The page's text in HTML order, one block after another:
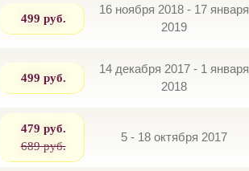
499 руб.
16 ноября 2018 - 17 января
2019
499 руб.
14 декабря 2017 - 1 января
2018
479 руб.
689 руб.
5 - 18 октября 2017